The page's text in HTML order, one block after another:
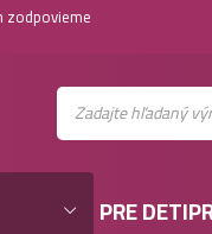
zodpovieme
PRE DETI